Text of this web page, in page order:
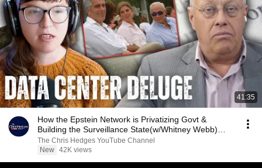
41:35
How the Epstein Network is Privatizing Govt &
Building the Surveillance State(w/Whitney Webb)
|TCHR
The Chris Hedges YouTube Channel
New 42K views